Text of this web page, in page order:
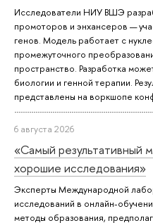
Исследователи НИУ ВШЭ
промоторов и энхансеров —
генов. Модель работает с
промежуточного
пространство. Разработка
биологии и генной терапии.
представлены на воркшопе
6 августа 2026
«Самый результативный
хорошие исследования»
Эксперты Международной
исследований в онлайн-
методы образования,